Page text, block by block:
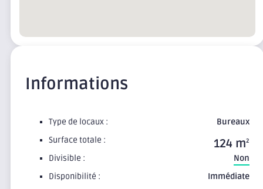
Informations
Type de locaux :
Bureaux
Surface totale :
124 m2
Divisible :
Non
Disponibilité :
Immédiate